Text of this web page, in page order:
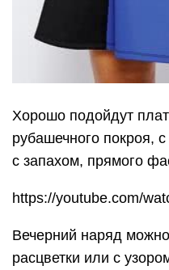
Хорошо подойдут
рубашечного покроя,
с запахом, прямого
https://youtube.com/
Вечерний наряд
расцветки или с